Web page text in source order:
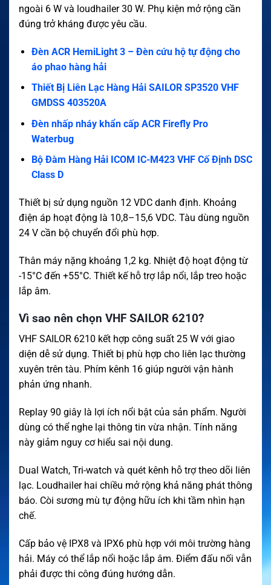
ngoài 6 W và loudhailer 30 W. Phụ kiện mở rộng cần
đúng trở kháng được yêu cầu.
Đèn ACR HemiLight 3 – Đèn cứu hộ tự động cho
áo phao hàng hải
Thiết Bị Liên Lạc Hàng Hải SAILOR SP3520 VHF
GMDSS 403520A
Đèn nhấp nháy khẩn cấp ACR Firefly Pro
Waterbug
Bộ Đàm Hàng Hải ICOM IC-M423 VHF Cố Định DSC
Class D
Thiết bị sử dụng nguồn 12 VDC danh định. Khoảng
điện áp hoạt động là 10,8–15,6 VDC. Tàu dùng nguồn
24 V cần bộ chuyển đổi phù hợp.
Thân máy nặng khoảng 1,2 kg. Nhiệt độ hoạt động từ
-15°C đến +55°C. Thiết kế hỗ trợ lắp nổi, lắp treo hoặc
lắp âm.
Vì sao nên chọn VHF SAILOR 6210?
VHF SAILOR 6210 kết hợp công suất 25 W với giao
diện dễ sử dụng. Thiết bị phù hợp cho liên lạc thường
xuyên trên tàu. Phím kênh 16 giúp người vận hành
phản ứng nhanh.
Replay 90 giây là lợi ích nổi bật của sản phẩm. Người
dùng có thể nghe lại thông tin vừa nhận. Tính năng
này giảm nguy cơ hiểu sai nội dung.
Dual Watch, Tri-watch và quét kênh hỗ trợ theo dõi liên
lạc. Loudhailer hai chiều mở rộng khả năng phát thông
báo. Còi sương mù tự động hữu ích khi tầm nhìn hạn
chế.
Cấp bảo vệ IPX8 và IPX6 phù hợp với môi trường hàng
hải. Máy có thể lắp nổi hoặc lắp âm. Điểm đấu nối vẫn
phải được thi công đúng hướng dẫn.